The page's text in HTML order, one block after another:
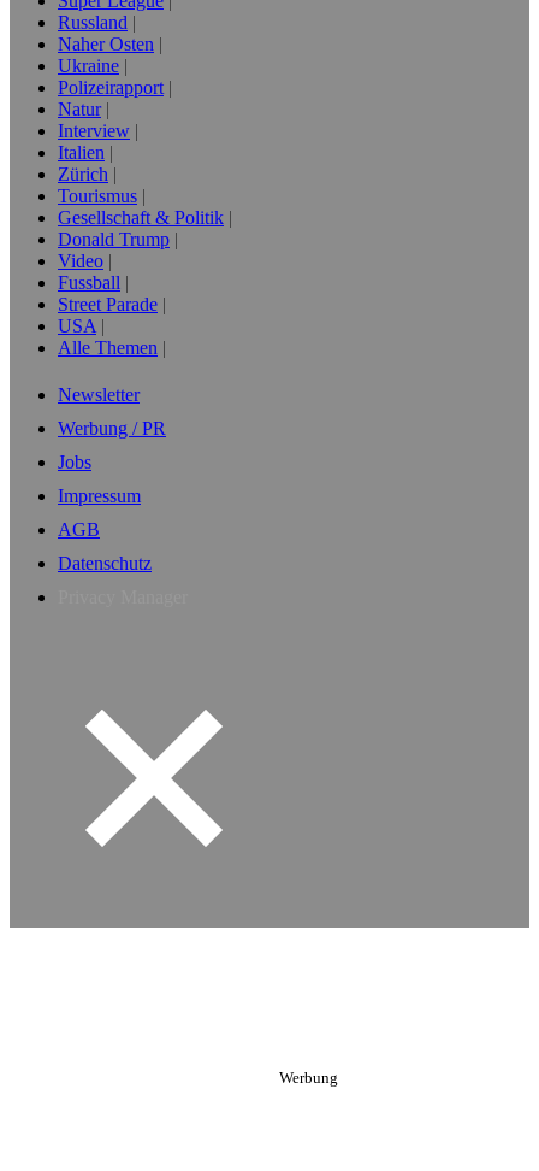
Russland
Naher Osten
Ukraine
Polizeirapport
Natur
Interview
Italien
Zürich
Tourismus
Gesellschaft & Politik
Donald Trump
Video
Fussball
Street Parade
USA
Alle Themen
Newsletter
Werbung / PR
Jobs
Impressum
AGB
Datenschutz